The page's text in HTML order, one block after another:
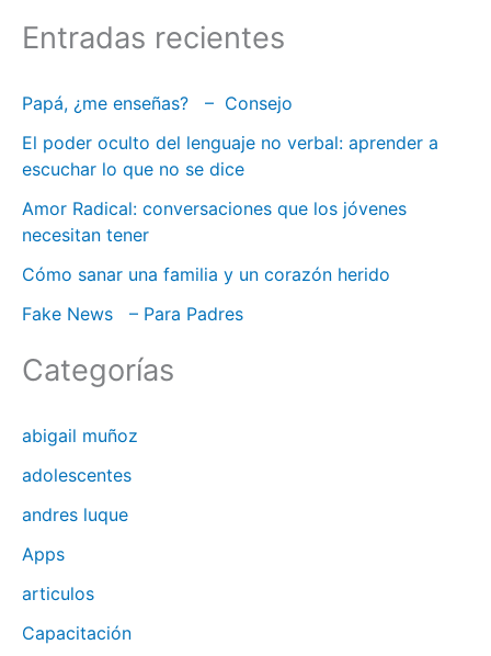
s
a
r
:
Entradas recientes
Papá, ¿me enseñas? – Consejo
El poder oculto del lenguaje no verbal: aprender a
escuchar lo que no se dice
Amor Radical: conversaciones que los jóvenes
necesitan tener
Cómo sanar una familia y un corazón herido
Fake News – Para Padres
Categorías
abigail muñoz
adolescentes
andres luque
Apps
articulos
Capacitación